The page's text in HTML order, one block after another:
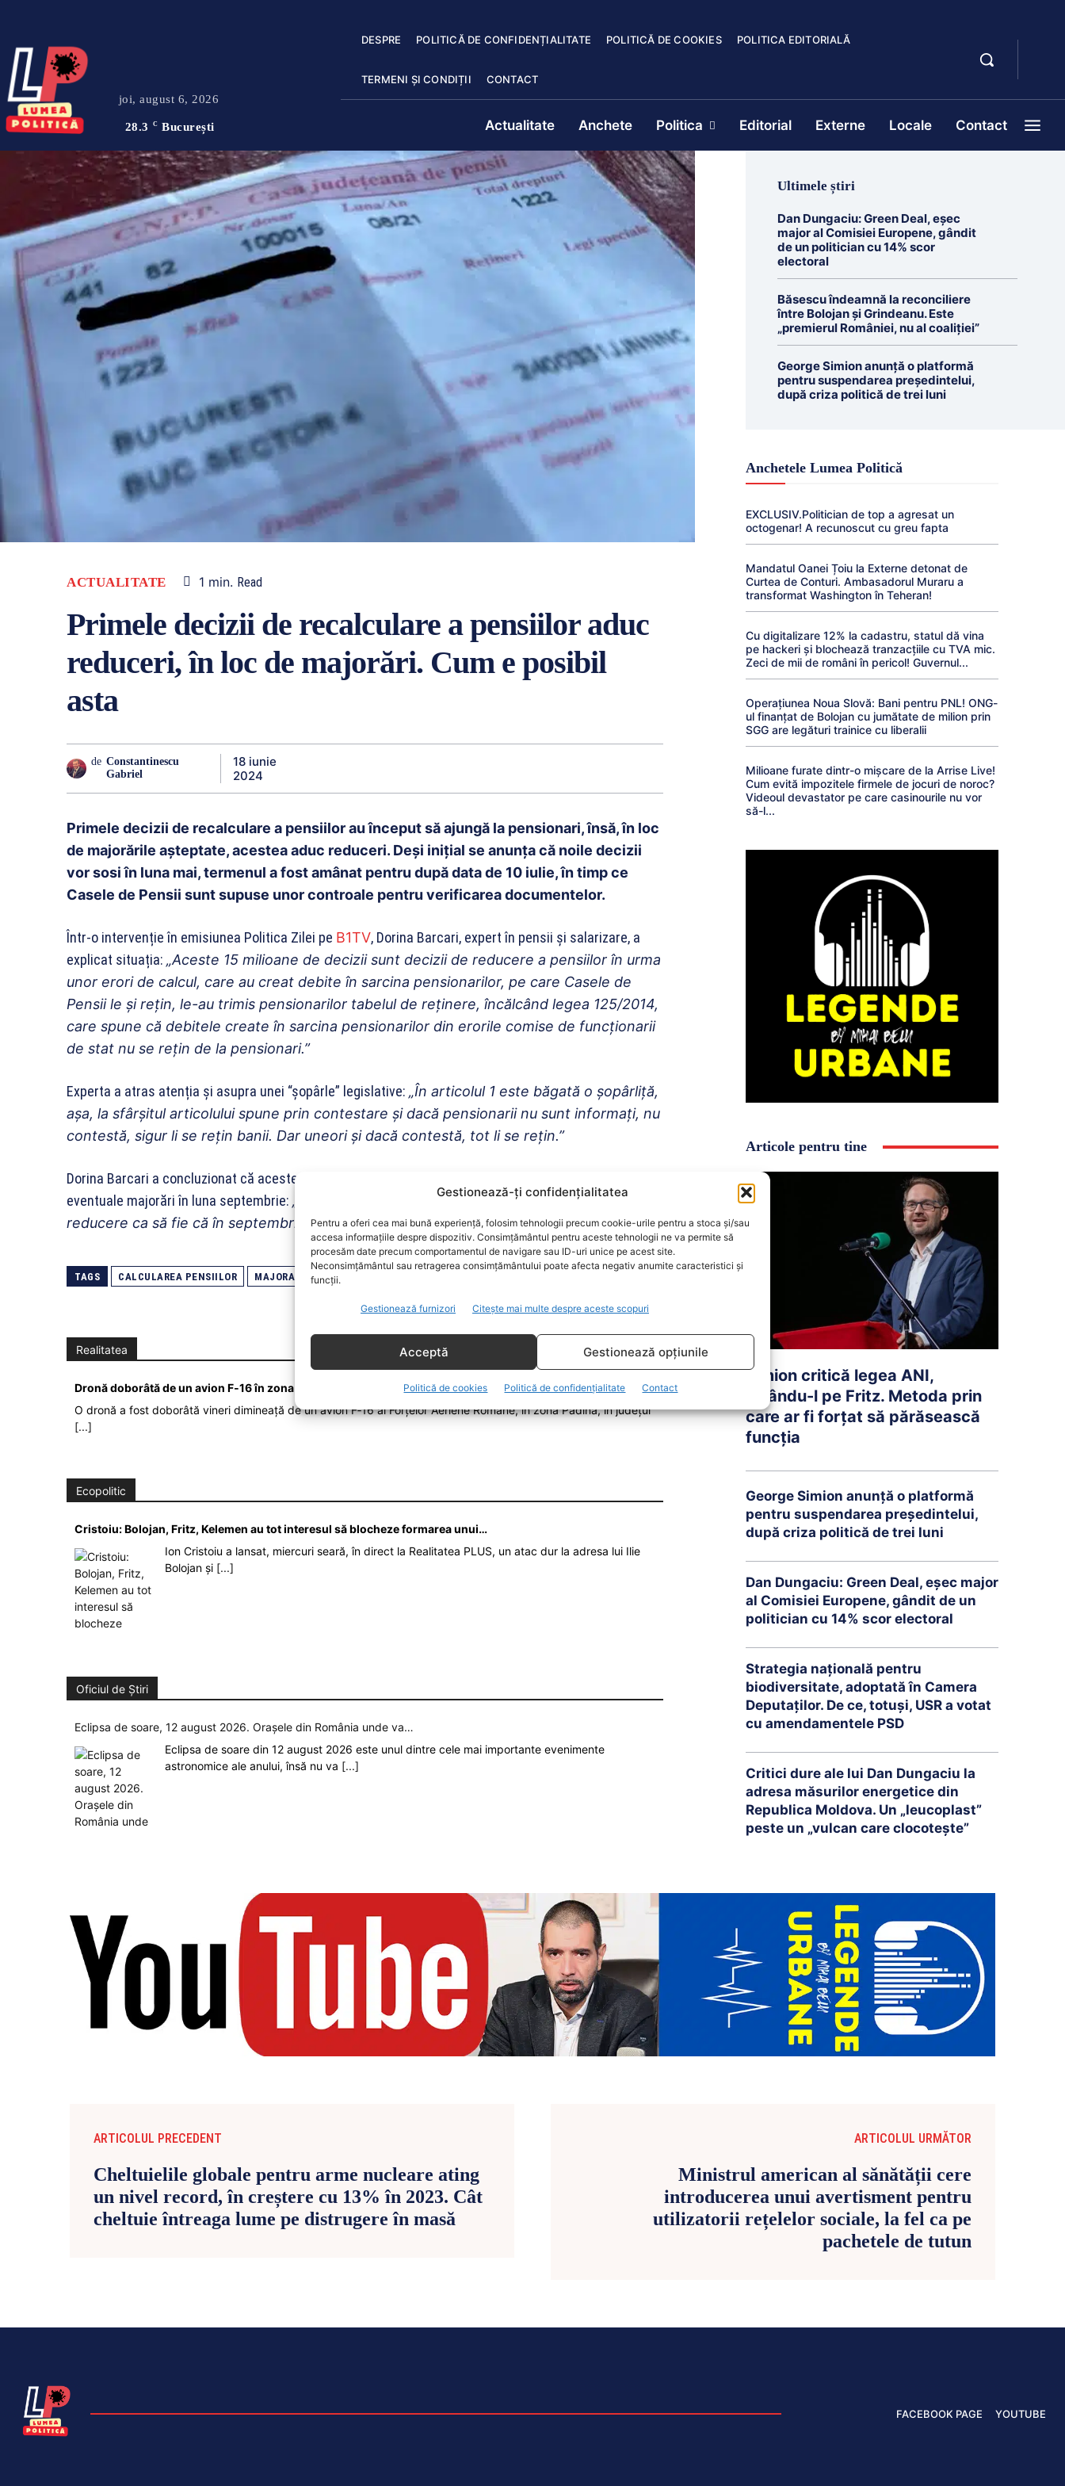
Gestionează-ți confidențialitatea
Pentru a oferi cea mai bună experiență, folosim tehnologii precum cookie-urile pentru a stoca și/sau
accesa informațiile despre dispozitiv. Consimțământul pentru aceste tehnologii ne va permite să
procesăm date precum comportamentul de navigare sau ID-uri unice pe acest site.
Neconsimțământul sau retragerea consimțământului poate afecta negativ anumite caracteristici și
funcții.
Gestionează furnizori Citește mai multe despre aceste scopuri
Acceptă Gestionează opțiunile
Politică de cookies Politică de confidențialitate Contact
joi, august 6, 2026
28.3 C București
DESPRE POLITICĂ DE CONFIDENȚIALITATE POLITICĂ DE COOKIES POLITICA EDITORIALĂ
TERMENI ȘI CONDIȚII CONTACT
Actualitate Anchete Politica Editorial Externe Locale Contact
ACTUALITATE 1 min. Read
Primele decizii de recalculare a pensiilor aduc
reduceri, în loc de majorări. Cum e posibil
asta
de Constantinescu
Gabriel
18 iunie
2024
Primele decizii de recalculare a pensiilor au început să ajungă la pensionari, însă, în loc
de majorările așteptate, acestea aduc reduceri. Deși inițial se anunța că noile decizii
vor sosi în luna mai, termenul a fost amânat pentru după data de 10 iulie, în timp ce
Casele de Pensii sunt supuse unor controale pentru verificarea documentelor.
Într-o intervenție în emisiunea Politica Zilei pe B1TV, Dorina Barcari, expert în pensii și salarizare, a
explicat situația: „Aceste 15 milioane de decizii sunt decizii de reducere a pensiilor în urma
unor erori de calcul, care au creat debite în sarcina pensionarilor, pe care Casele de
Pensii le și rețin, le-au trimis pensionarilor tabelul de reținere, încălcând legea 125/2014,
care spune că debitele create în sarcina pensionarilor din erorile comise de funcționarii
de stat nu se rețin de la pensionari.”
Experta a atras atenția și asupra unei “șopârle” legislative: „În articolul 1 este băgată o șopârliță,
așa, la sfârșitul articolului spune prin contestare și dacă pensionarii nu sunt informați, nu
contestă, sigur li se rețin banii. Dar uneori și dacă contestă, tot li se rețin.”
Dorina Barcari a concluzionat că aceste decizii sunt menite să
eventuale majorări în luna septembrie: „Deci aceste 15 milioane de decizii sunt decizii de
reducere ca să fie că în septembrie se vor mări, altă explicație nu văd.”
TAGS CALCULAREA PENSIILOR MAJORARI PENSII
Realitatea
Dronă doborâtă de un avion F‑16 în zona Padina Buzău -…
O dronă a fost doborâtă vineri dimineață de un avion F‑16 al Forțelor Aeriene Române, în zona Padina, în județul
[...]
Ecopolitic
Cristoiu: Bolojan, Fritz, Kelemen au tot interesul să blocheze formarea unui…
Ion Cristoiu a lansat, miercuri seară, în direct la Realitatea PLUS, un atac dur la adresa lui Ilie
Bolojan și [...]
Oficiul de Știri
Eclipsa de soare, 12 august 2026. Orașele din România unde va…
Eclipsa de soare din 12 august 2026 este unul dintre cele mai importante evenimente
astronomice ale anului, însă nu va [...]
Ultimele știri
Dan Dungaciu: Green Deal, eșec
major al Comisiei Europene, gândit
de un politician cu 14% scor
electoral
Băsescu îndeamnă la reconciliere
între Bolojan și Grindeanu. Este
„premierul României, nu al coaliției”
George Simion anunță o platformă
pentru suspendarea președintelui,
după criza politică de trei luni
Anchetele Lumea Politică
EXCLUSIV.Politician de top a agresat un
octogenar! A recunoscut cu greu fapta
Mandatul Oanei Țoiu la Externe detonat de
Curtea de Conturi. Ambasadorul Muraru a
transformat Washington în Teheran!
Cu digitalizare 12% la cadastru, statul dă vina
pe hackeri și blochează tranzacțiile cu TVA mic.
Zeci de mii de români în pericol! Guvernul...
Operațiunea Noua Slovă: Bani pentru PNL! ONG-
ul finanțat de Bolojan cu jumătate de milion prin
SGG are legături trainice cu liberalii
Milioane furate dintr-o mișcare de la Arrise Live!
Cum evită impozitele firmele de jocuri de noroc?
Videoul devastator pe care casinourile nu vor
să-l...
Articole pentru tine
Simion critică legea ANI,
vizându-l pe Fritz. Metoda prin
care ar fi forțat să părăsească
funcția
George Simion anunță o platformă
pentru suspendarea președintelui,
după criza politică de trei luni
Dan Dungaciu: Green Deal, eșec major
al Comisiei Europene, gândit de un
politician cu 14% scor electoral
Strategia națională pentru
biodiversitate, adoptată în Camera
Deputaților. De ce, totuși, USR a votat
cu amendamentele PSD
Critici dure ale lui Dan Dungaciu la
adresa măsurilor energetice din
Republica Moldova. Un „leucoplast”
peste un „vulcan care clocotește”
ARTICOLUL PRECEDENT
Cheltuielile globale pentru arme nucleare ating
un nivel record, în creștere cu 13% în 2023. Cât
cheltuie întreaga lume pe distrugere în masă
ARTICOLUL URMĂTOR
Ministrul american al sănătății cere
introducerea unui avertisment pentru
utilizatorii rețelelor sociale, la fel ca pe
pachetele de tutun
FACEBOOK PAGE YOUTUBE